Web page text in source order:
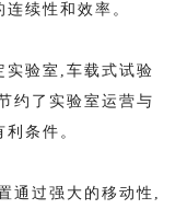
续性和效率。
验室,车载式试验
约了实验室运营与
条件。
过强大的移动性,